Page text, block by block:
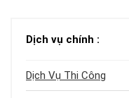
Dịch vụ chính :
Dịch Vụ Thi Công